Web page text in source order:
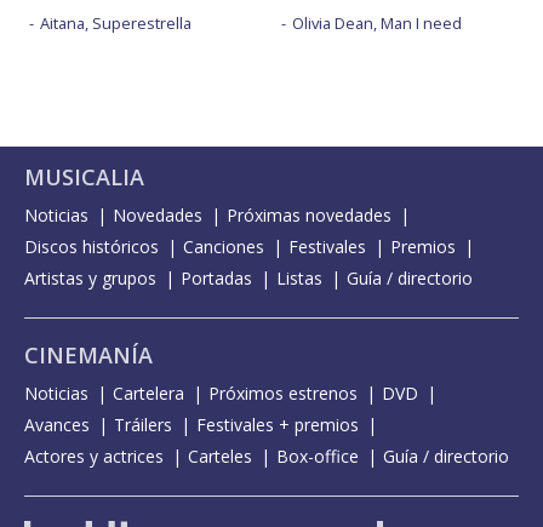
Aitana, Superestrella Olivia Dean, Man I need
MUSICALIA
Noticias Novedades
Próximas novedades
Discos históricos
Canciones Festivales
Premios
Artistas y grupos
Portadas Listas Guía / directorio
CINEMANÍA
Noticias Cartelera Próximos estrenos
DVD
Avances
Tráilers
Festivales + premios
Actores y actrices
Carteles Box-office Guía / directorio